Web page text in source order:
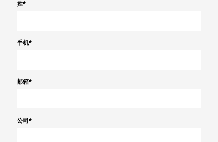
姓*
手机*
邮箱*
公司 *